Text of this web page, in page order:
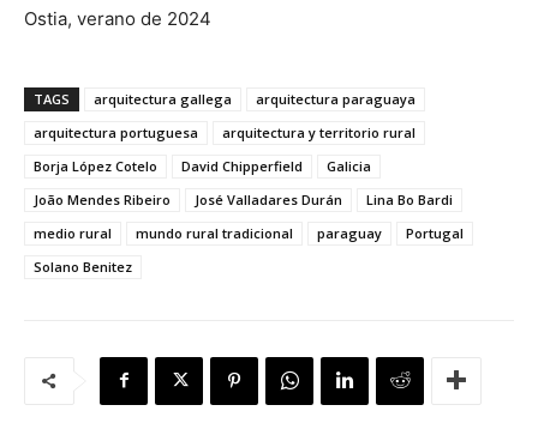
Ostia, verano de 2024
TAGS arquitectura gallega
arquitectura paraguaya
arquitectura portuguesa
arquitectura y territorio rural
Borja López Cotelo
David Chipperfield
Galicia
João Mendes Ribeiro
José Valladares Durán
Lina Bo Bardi
medio rural
mundo rural tradicional paraguay
Portugal
Solano Benitez